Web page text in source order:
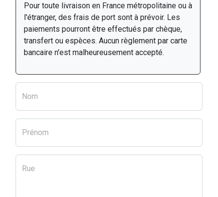
Pour toute livraison en France métropolitaine ou à
l'étranger, des frais de port sont à prévoir. Les
paiements pourront être effectués par chèque,
transfert ou espèces. Aucun règlement par carte
bancaire n'est malheureusement accepté.
Nom
Prénom
Rue